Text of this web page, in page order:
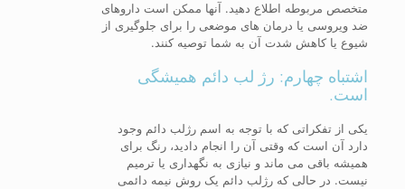
متخصص مربوطه اطلاع دهید. آنها ممکن است داروهای
ضد ویروسی یا درمان های موضعی را برای جلوگیری از
شیوع یا کاهش شدت آن به شما توصیه کنند.
اشتباه چهارم: رژ لب دائم همیشگی
است.
یکی از تفکراتی که با توجه به اسم رژلب دائم وجود
دارد آن است که وقتی آن را انجام دادید، رنگ برای
همیشه باقی می ماند و نیازی به نگهداری یا ترمیم
نیست. در حالی که رژلب دائم یک روش نیمه دائمی